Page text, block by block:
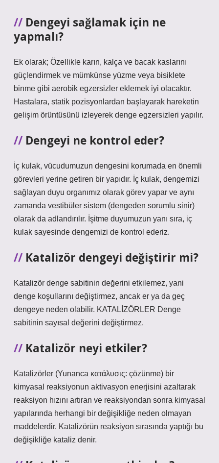
Dengeyi sağlamak için ne
yapmalı?
Ek olarak; Özellikle karın, kalça ve bacak kaslarını
güçlendirmek ve mümkünse yüzme veya bisiklete
binme gibi aerobik egzersizler eklemek iyi olacaktır.
Hastalara, statik pozisyonlardan başlayarak hareketin
gelişim örüntüsünü izleyerek denge egzersizleri yapılır.
Dengeyi ne kontrol eder?
İç kulak, vücudumuzun dengesini korumada en önemli
görevleri yerine getiren bir yapıdır. İç kulak, dengemizi
sağlayan duyu organımız olarak görev yapar ve aynı
zamanda vestibüler sistem (dengeden sorumlu sinir)
olarak da adlandırılır. İşitme duyumuzun yanı sıra, iç
kulak sayesinde dengemizi de kontrol ederiz.
Katalizör dengeyi değiştirir mi?
Katalizör denge sabitinin değerini etkilemez, yani
denge koşullarını değiştirmez, ancak er ya da geç
dengeye neden olabilir. KATALİZÖRLER Denge
sabitinin sayısal değerini değiştirmez.
Katalizör neyi etkiler?
Katalizörler (Yunanca κατάλυσις: çözünme) bir
kimyasal reaksiyonun aktivasyon enerjisini azaltarak
reaksiyon hızını artıran ve reaksiyondan sonra kimyasal
yapılarında herhangi bir değişikliğe neden olmayan
maddelerdir. Katalizörün reaksiyon sırasında yaptığı bu
değişikliğe kataliz denir.